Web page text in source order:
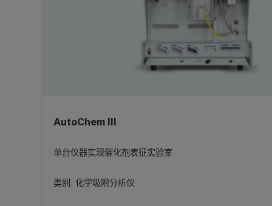
AutoChem III
单台仪器实现催化剂表征实验室
类别: 化学吸附分析仪